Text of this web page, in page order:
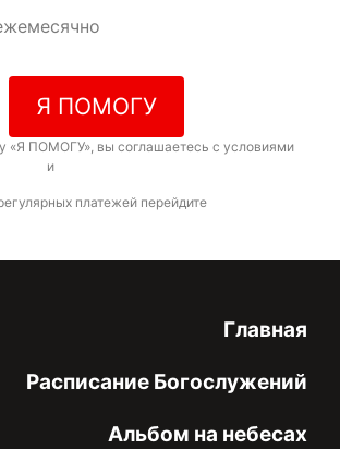
Я ПОМОГУ
«Я ПОМОГУ», вы соглашаетесь с условиями
и
платежей перейдите
Главная
Расписание Богослужений
Альбом на небесах